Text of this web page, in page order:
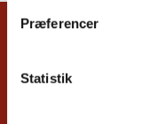
Præferencer
Statistik
Du vil